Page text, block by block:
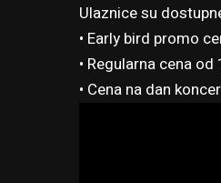
Ulaznice su
• Early bird promo
• Regularna cena
• Cena na dan